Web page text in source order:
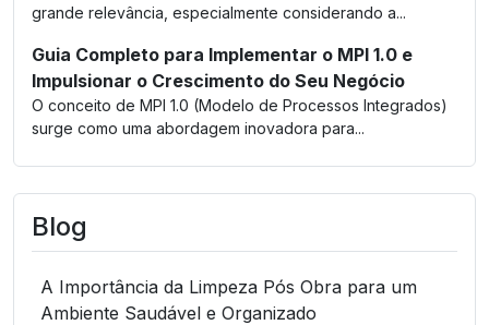
grande relevância, especialmente considerando a...
Guia Completo para Implementar o MPI 1.0 e
Impulsionar o Crescimento do Seu Negócio
O conceito de MPI 1.0 (Modelo de Processos Integrados)
surge como uma abordagem inovadora para...
Blog
A Importância da Limpeza Pós Obra para um
Ambiente Saudável e Organizado